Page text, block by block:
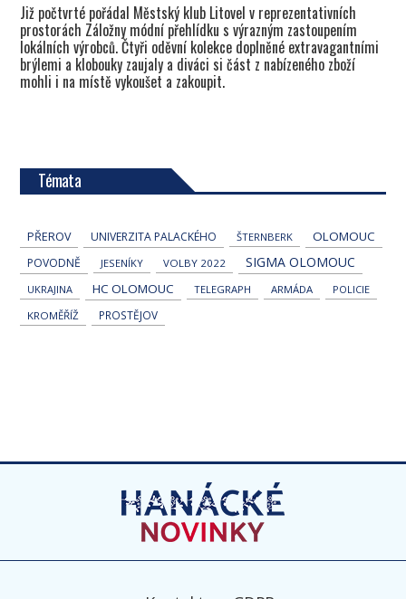
Již počtvrté pořádal Městský klub Litovel v reprezentativních
prostorách Záložny módní přehlídku s výrazným zastoupením
lokálních výrobců. Čtyři oděvní kolekce doplněné extravagantními
brýlemi a klobouky zaujaly a diváci si část z nabízeného zboží
mohli i na místě vykoušet a zakoupit.
Témata
PŘEROV UNIVERZITA PALACKÉHO ŠTERNBERK OLOMOUC
POVODNĚ JESENÍKY VOLBY 2022 SIGMA OLOMOUC
UKRAJINA HC OLOMOUC TELEGRAPH ARMÁDA
POLICIE
KROMĚŘÍŽ
PROSTĚJOV